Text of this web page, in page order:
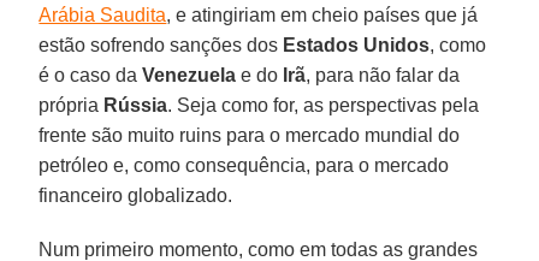
Arábia Saudita, e atingiriam em cheio países que já
estão sofrendo sanções dos Estados Unidos, como
é o caso daVenezuela e do Irã, para não falar da
própria Rússia. Seja como for, as perspectivas pela
frente são muito ruins para o mercado mundial do
petróleo e, como consequência, para o mercado
financeiro globalizado.
Num primeiro momento, como em todas as grandes